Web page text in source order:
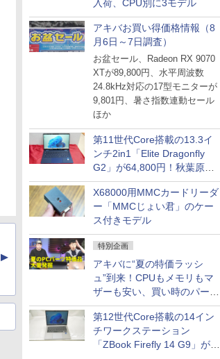
入荷、CPU別に3モデル
アキバお買い得価格情報（8
月6日～7日調査）
お盆セール、Radeon RX 9070
XTが89,800円、水平周波数
24.8kHz対応の17型モニターが
9,801円、暑さ指数連動セール
ほか
第11世代Core搭載の13.3イ
ンチ2in1「Elite Dragonfly
G2」が64,800円！秋葉原で
中古PCセール
X68000用MMCカードリーダ
ー「MMCじょい君」のケー
ス付きモデル
特別企画
アキバに“夏の特価ラッシ
ュ”到来！CPUもメモリもマ
ザーも安い、買い時のパーツ
は？【8月7日(金)22時配信】
第12世代Core搭載の14イン
チワークステーション
「ZBook Firefly 14 G9」が
▲